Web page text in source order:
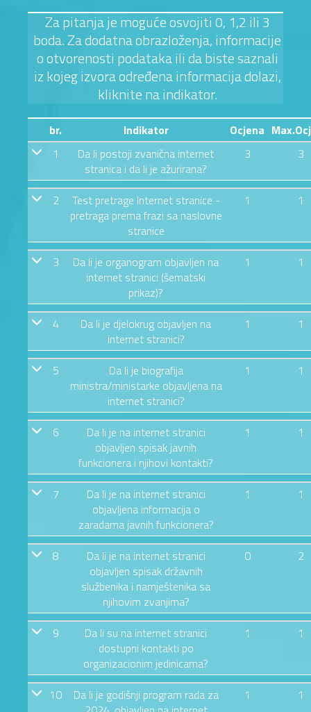
Za pitanja je moguće osvojiti 0, 1,2 ili 3
boda. Za dodatna obrazloženja, informacije
o otvorenosti podataka ili da biste saznali
iz kojeg izvora određena informacija dolazi,
kliknite na indikator.
br. Indikator Ocjena
1
Da li postoji zvanična internet
stranica i da li je ažurirana?
3 3
2
Test pretrage Internet stranice -
pretraga prema frazi sa naslovne
stranice
1 1
3
Da li je organogram objavljen na
internet stranici (šematski
prikaz)?
1 1
4
Da li je djelokrug objavljen na
internet stranici?
1 1
5
Da li je biografija
ministra/ministarke objavljena na
internet stranici?
1 1
6
Da li je na internet stranici
objavljen spisak javnih
funkcionera i njihovi kontakti?
1 1
7
Da li je na internet stranici
objavljena informacija o
zaradama javnih funkcionera?
1 1
8
Da li je na internet stranici
objavljen spisak državnih
službenika i namještenika sa
njihovim zvanjima?
0 2
9
Da li su na internet stranici
dostupni kontakti po
organizacionim jedinicama?
1 1
10
Da li je godišnji program rada za
1 1